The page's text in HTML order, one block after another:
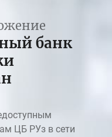
банк
ЦБ РУз в сети